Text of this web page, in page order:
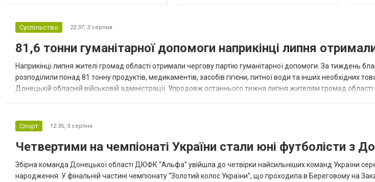
Суспільство 22:37, 3 серпня
81,6 тонни гуманітарної допомоги наприкінці липня
Наприкінці липня жителі громад області отримали чергову партію гуманітарної допомоги. За тиждень
розподілили понад 81 тонну продуктів, медикаментів, засобів гігієни, питної води та інших необхідних
Донецькій обласній військовій адміністрації. Упродовж останнього тижня липня жителям громад
Спорт 12:35, 3 серпня
Четвертими на чемпіонаті України стали юні футболісти з
Збірна команда Донецької області ДЮФК “Альфа” увійшла до четвірки найсильніших команд України
народження. У фінальній частині чемпіонату “Золотий колос України”, що проходила в Береговому на